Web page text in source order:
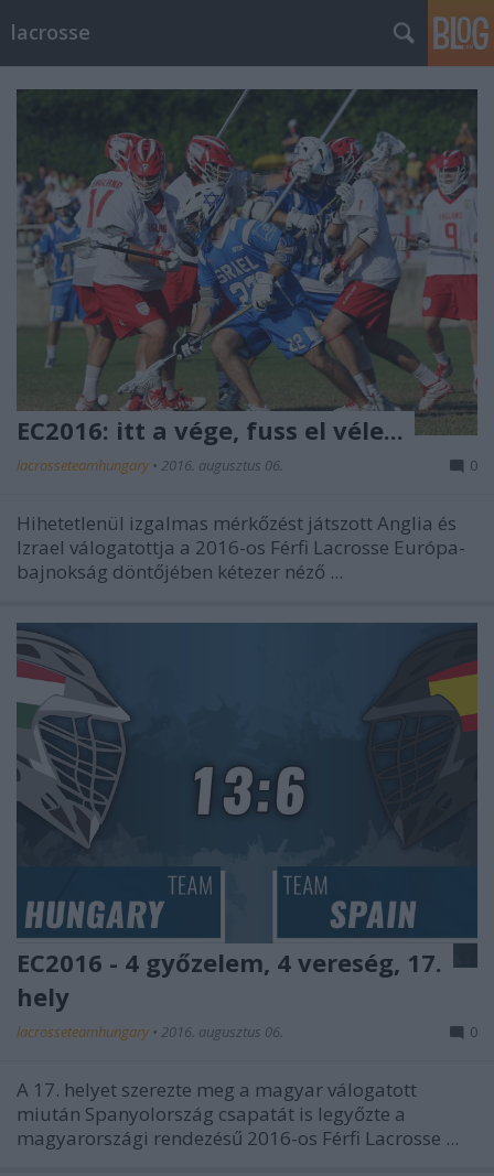
lacrosse
EC2016: itt a vége, fuss el véle...
lacrosseteamhungary • 2016. augusztus 06. 0
Hihetetlenül izgalmas mérkőzést játszott Anglia és
Izrael válogatottja a 2016-os Férfi Lacrosse Európa-
bajnokság döntőjében kétezer néző ...
EC2016 - 4 győzelem, 4 vereség, 17.
hely
lacrosseteamhungary • 2016. augusztus 06. 0
A 17. helyet szerezte meg a magyar válogatott
miután Spanyolország csapatát is legyőzte a
magyarországi rendezésű 2016-os Férfi Lacrosse ...